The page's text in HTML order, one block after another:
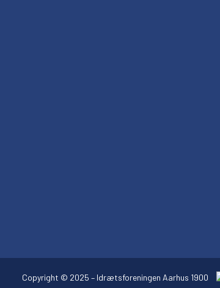
Copyright © 2025 – Idrætsforeningen Aarhus 1900